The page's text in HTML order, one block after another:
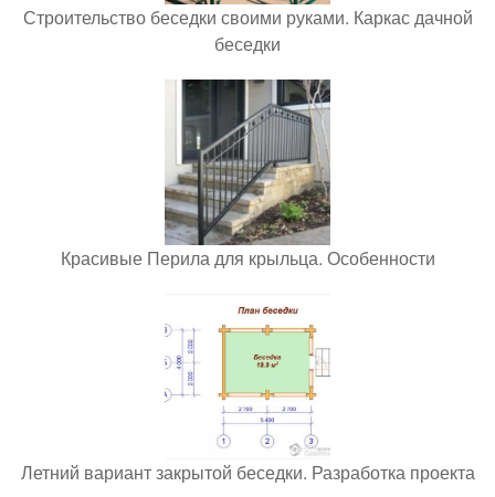
Строительство беседки своими руками. Каркас дачной
беседки
Красивые Перила для крыльца. Особенности
Летний вариант закрытой беседки. Разработка проекта